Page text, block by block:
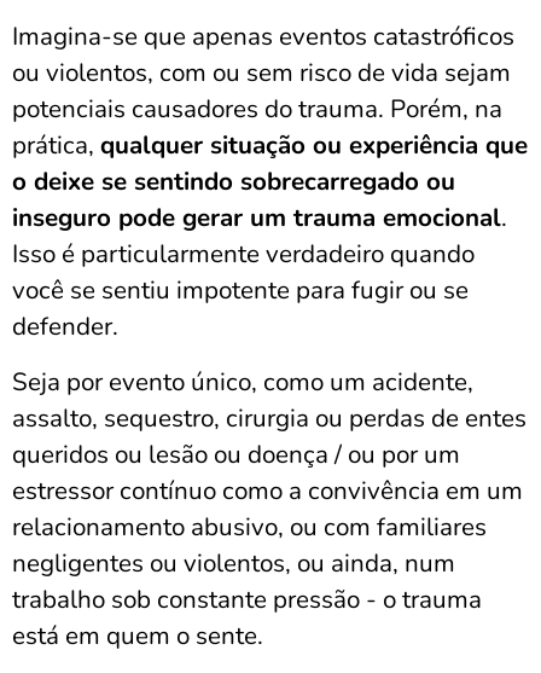
Imagina-se que apenas eventos catastróficos
ou violentos, com ou sem risco de vida sejam
potenciais causadores do trauma. Porém, na
prática, qualquer situação ou experiência que
o deixe se sentindo sobrecarregado ou
inseguro pode gerar um trauma emocional.
Isso é particularmente verdadeiro quando
você se sentiu impotente para fugir ou se
defender.
Seja por evento único, como um acidente,
assalto, sequestro, cirurgia ou perdas de entes
queridos ou lesão ou doença / ou por um
estressor contínuo como a convivência em um
relacionamento abusivo, ou com familiares
negligentes ou violentos, ou ainda, num
trabalho sob constante pressão - o trauma
está em quem o sente.